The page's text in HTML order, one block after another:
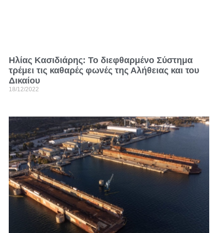
Ηλίας Κασιδιάρης: Το διεφθαρμένο Σύστημα
τρέμει τις καθαρές φωνές της Αλήθειας και του
Δικαίου
18/12/2022